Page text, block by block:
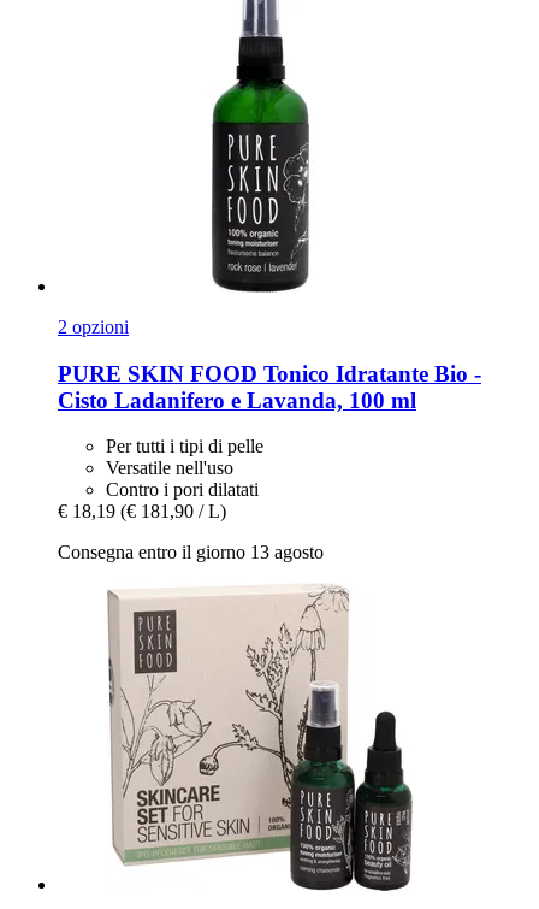
2 opzioni
PURE SKIN FOOD Tonico Idratante Bio -​
Cisto Ladanifero e Lavanda, 100 ml
Per tutti i tipi di pelle
Versatile nell'uso
Contro i pori dilatati
€ 18,19 (€ 181,90 / L)
Consegna entro il giorno 13 agosto